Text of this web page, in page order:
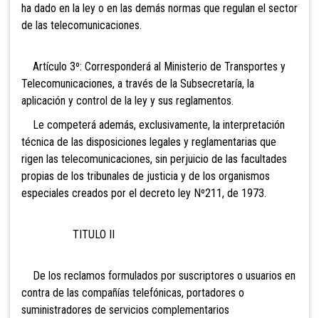
ha dado en la ley o en las demás normas que regulan el sector
de las telecomunicaciones.
Artículo 3º: Corresponderá al Ministerio de Transportes y
Telecomunicaciones, a través de la Subsecretaría, la
aplicación y control de la ley y sus reglamentos.
Le competerá además, exclusivamente, la interpretación
técnica de las disposiciones legales y reglamentarias que
rigen las telecomunicaciones, sin perjuicio de las facultades
propias de los tribunales de justicia y de los organismos
especiales creados por el decreto ley Nº211, de 1973.
TITULO II
De los reclamos formulados por suscriptores o usuarios en
contra de las compañías telefónicas, portadores o
suministradores de servicios complementarios